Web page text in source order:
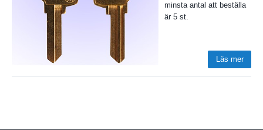
minsta antal att beställa
är 5 st.
Läs mer